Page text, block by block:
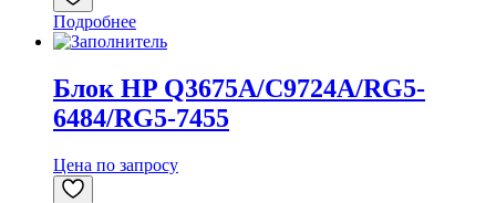
Подробнее
Блок HP Q3675A/C9724A/RG5-
6484/RG5-7455
Цена по запросу